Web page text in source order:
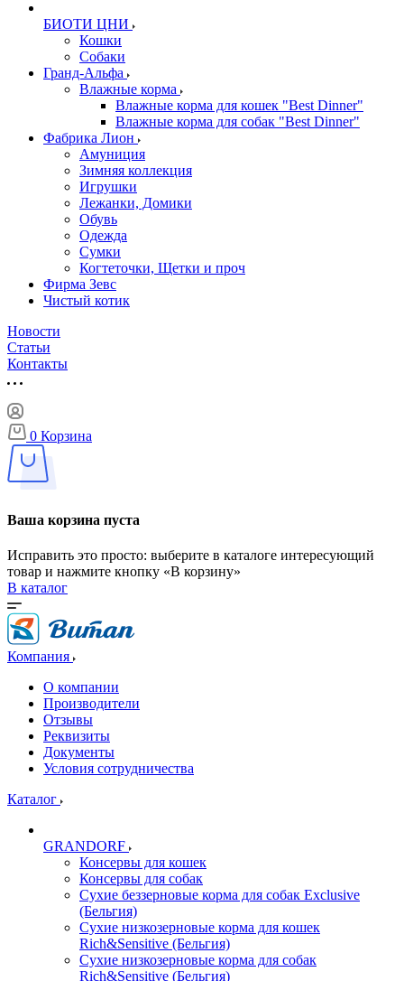
БИОТИ ЦНИ
Кошки
Собаки
Гранд-Альфа
Влажные корма
Влажные корма для кошек "Best Dinner"
Влажные корма для собак "Best Dinner"
Фабрика Лион
Амуниция
Зимняя коллекция
Игрушки
Лежанки, Домики
Обувь
Одежда
Сумки
Когтеточки, Щетки и проч
Фирма Зевс
Чистый котик
Новости
Статьи
Контакты
0 Корзина
Ваша корзина пуста
Исправить это просто: выберите в каталоге интересующий
товар и нажмите кнопку «В корзину»
В каталог
Компания
О компании
Производители
Отзывы
Реквизиты
Документы
Условия сотрудничества
Каталог
GRANDORF
Консервы для кошек
Консервы для собак
Сухие беззерновые корма для собак Exclusive
(Бельгия)
Сухие низкозерновые корма для кошек
Rich&Sensitive (Бельгия)
Сухие низкозерновые корма для собак
Rich&Sensitive (Бельгия)